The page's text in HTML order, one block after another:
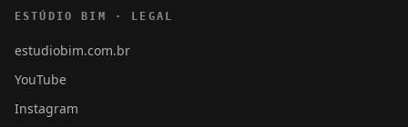
ESTÚDIO BIM · LEGAL
estudiobim.com.br
YouTube
Instagram